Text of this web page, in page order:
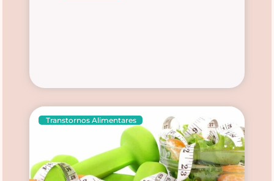
Transtornos Alimentares